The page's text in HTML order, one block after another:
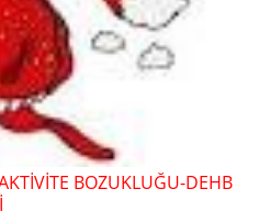
BOZUKLUĞU-DEHB